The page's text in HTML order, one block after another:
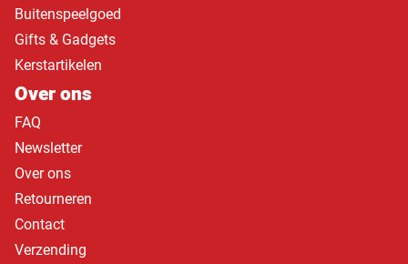
Buitenspeelgoed
Gifts & Gadgets
Kerstartikelen
Over ons
FAQ
Newsletter
Over ons
Retourneren
Contact
Verzending